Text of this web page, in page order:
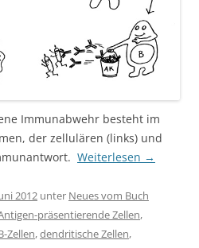
Immunabwehr besteht im
der zellulären (links) und
Weiterlesen →
2012 unter Neues vom Buch
präsentierende Zellen,
Zellen,dendritische Zellen,